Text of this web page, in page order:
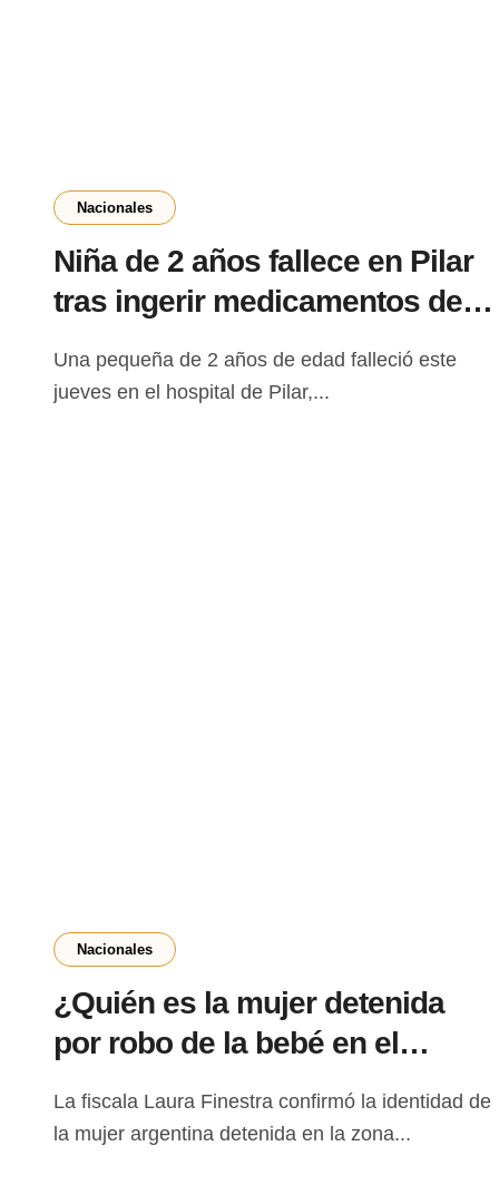
Nacionales
Niña de 2 años fallece en Pilar
tras ingerir medicamentos de
Una pequeña de 2 años de edad falleció este
jueves en el hospital de Pilar,...
Nacionales
¿Quién es la mujer detenida
por robo de la bebé en el
La fiscala Laura Finestra confirmó la identidad de
la mujer argentina detenida en la zona...